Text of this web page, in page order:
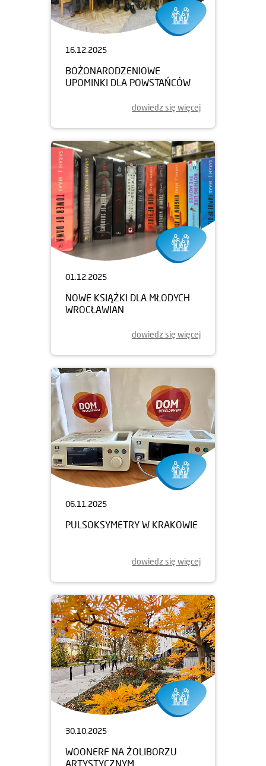
16.12.2025
BOŻONARODZENIOWE
UPOMINKI DLA POWSTAŃCÓW
dowiedz się więcej
01.12.2025
NOWE KSIĄŻKI DLA MŁODYCH
WROCŁAWIAN
dowiedz się więcej
06.11.2025
PULSOKSYMETRY W KRAKOWIE
dowiedz się więcej
30.10.2025
WOONERF NA ŻOLIBORZU
ARTYSTYCZNYM